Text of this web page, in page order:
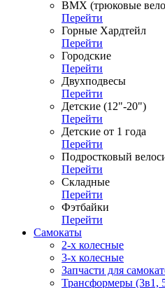
ВМХ (трюковые
Перейти
Горные Хардтейл
Перейти
Городские
Перейти
Двухподвесы
Перейти
Детские (12"-20")
Перейти
Детские от 1 года
Перейти
Подростковый
Перейти
Складные
Перейти
Фэтбайки
Перейти
Самокаты
2-х колесные
3-х колесные
Запчасти для
Трансформеры (3в1,